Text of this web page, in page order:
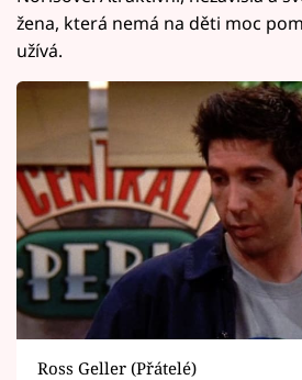
žena, která nemá na děti moc
užívá.
Ross Geller (Přátelé)